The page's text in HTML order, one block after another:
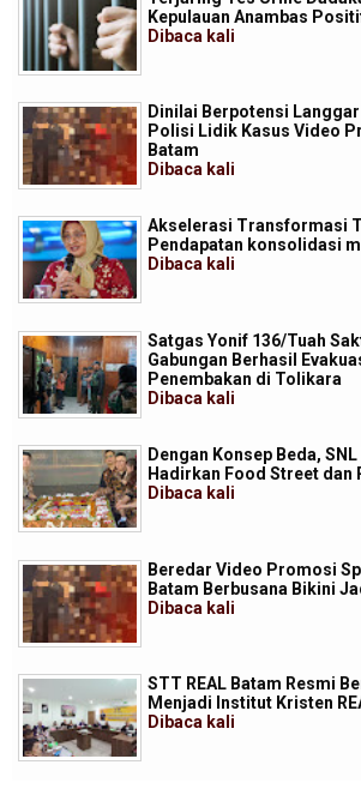
Kepulauan Anambas
Dibaca kali
Dinilai Berpotensi
Polisi Lidik Kasus Video
Batam
Dibaca kali
Akselerasi Transformasi
Pendapatan konsolidasi
Dibaca kali
Satgas Yonif 136/Tuah
Gabungan Berhasil
Penembakan di Tolikara
Dibaca kali
Dengan Konsep Beda,
Hadirkan Food Street dan
Dibaca kali
Beredar Video Promosi
Batam Berbusana Bikini
Dibaca kali
STT REAL Batam Resmi
Menjadi Institut Kristen
Dibaca kali